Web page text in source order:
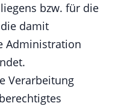
bzw. für die
damit
Administration
Verarbeitung